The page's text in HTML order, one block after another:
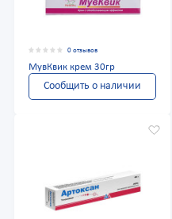
0 отзывов
МувКвик крем 30гр
Сообщить о наличии